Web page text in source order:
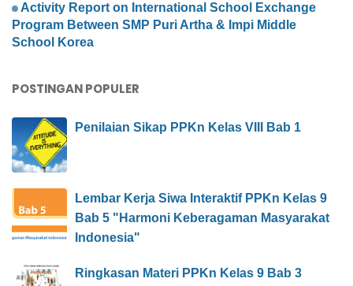
Activity Report on International School Exchange
Program Between SMP Puri Artha & Impi Middle
School Korea
POSTINGAN POPULER
Penilaian Sikap PPKn Kelas VIII Bab 1
Lembar Kerja Siwa Interaktif PPKn Kelas 9
Bab 5 "Harmoni Keberagaman Masyarakat
Indonesia"
Ringkasan Materi PPKn Kelas 9 Bab 3